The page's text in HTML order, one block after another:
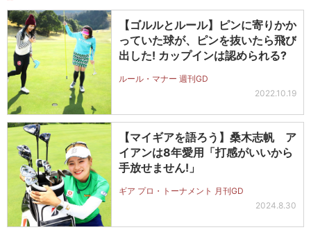
【ゴルルとルール】ピンに寄りかか
っていた球が、ピンを抜いたら飛び
出した! カップインは認められる?
ルール・マナー 週刊GD
2022.10.19
【マイギアを語ろう】桑木志帆 ア
イアンは8年愛用「打感がいいから
手放せません!」
ギア プロ・トーナメント 月刊GD
2024.8.30